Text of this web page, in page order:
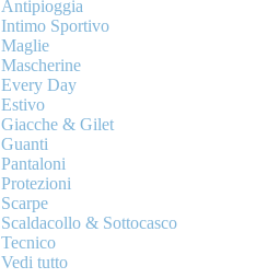
Antipioggia
Intimo Sportivo
Maglie
Mascherine
Every Day
Estivo
Giacche & Gilet
Guanti
Pantaloni
Protezioni
Scarpe
Scaldacollo & Sottocasco
Tecnico
Vedi tutto